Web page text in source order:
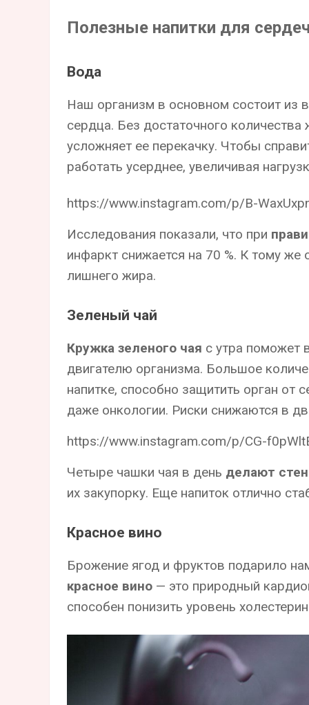
Полезные напитки для
Вода
Наш организм в основном состоит из
сердца. Без достаточного
усложняет ее перекачку. Чтобы
работать усерднее, увеличивая
https://www.instagram.com/p/B-
Исследования показали, что при
инфаркт снижается на 70 %. К тому же
лишнего жира.
Зеленый чай
Кружка зеленого чая с утра поможет
двигателю организма. Большое
напитке, способно защитить орган от
даже онкологии. Риски снижаются в
https://www.instagram.com/p/CG-
Четыре чашки чая в день делают
их закупорку. Еще напиток отлично
Красное вино
Брожение ягод и фруктов подарило
красное вино — это природный
способен понизить уровень